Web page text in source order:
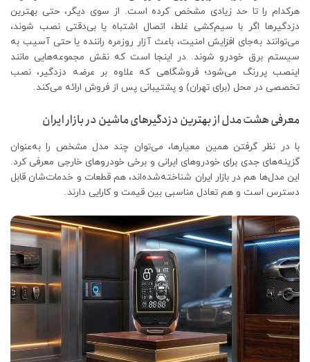
هرکدام را تا حد زیادی مشخص کرده است. از سوی دیگر، حتی بهترین
دزدگیرها اگر با سیم‌کشی غلط، اتصال اشتباه یا بی‌دقتی نصب شوند،
می‌توانند به‌جای افزایش امنیت، باعث آزار روزمره راننده یا حتی آسیب به
سیستم برق خودرو شوند. در اینجا است که نقش مجموعه‌هایی مانند
اینصب پررنگ می‌شود؛ فروشگاهی که علاوه بر عرضه دزدگیر، نصب
تخصصی در محل (برای تهران) و پشتیبانی پس از فروش ارائه می‌کند.
معرفی هشت مدل از بهترین دزدگیرهای ماشین در بازار ایران
با در نظر گرفتن همین معیارها، می‌توان چند مدل مشخص را به‌عنوان
گزینه‌های جدی برای خودروهای ایرانی و برخی خودروهای خارجی معرفی کرد.
این مدل‌ها هم در بازار ایران شناخته‌شده‌اند، هم قطعات و خدمات‌شان قابل
دسترس است و هم تعادل مناسبی بین قیمت و کارایی دارند.